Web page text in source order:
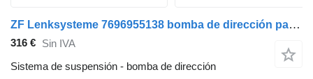
ZF Lenksysteme 7696955138 bomba de dirección para Audi Q5 2.0 TFSI QUATTRO coche
316 € Sin IVA
Sistema de suspensión - bomba de dirección